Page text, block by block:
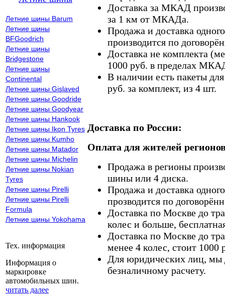
Летние шины Barum
Летние шины
BFGoodrich
Летние шины
Bridgestone
Летние шины
Continental
Летние шины Gislaved
Летние шины Goodride
Летние шины Goodyear
Летние шины Hankook
Летние шины Ikon Tyres
Летние шины Kumho
Летние шины Matador
Летние шины Michelin
Летние шины Nokian
Tyres
Летние шины Pirelli
Летние шины Pirelli
Formula
Летние шины Yokohama
Тех. информация
Информация о
маркировке
автомобильных шин.
читать далее
Доставка за МКАД
за 1 км от МКАДа.
Продажа и доставка
производится по
Доставка не комплекта
1000 руб. в пределах
В наличии есть пакеты
руб. за комплект, из 4 шт.
Доставка по России:
Оплата для жителей
Продажа в регионы
шины или 4 диска.
Продажа и доставка
прозводится по
Доставка по Москве до
колес и больше,
Доставка по Москве до
менее 4 колес, стоит 1000
Для юридических лиц, мы
безналичному расчету.